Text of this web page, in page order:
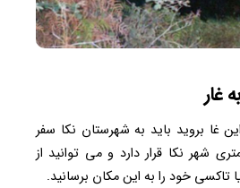
غار
غا بروید باید به شهرستان نکا سفر
غار در ۴ کیلومتری شهر نکا قرار دارد و می توانید از
خود را به این مکان برسانید.